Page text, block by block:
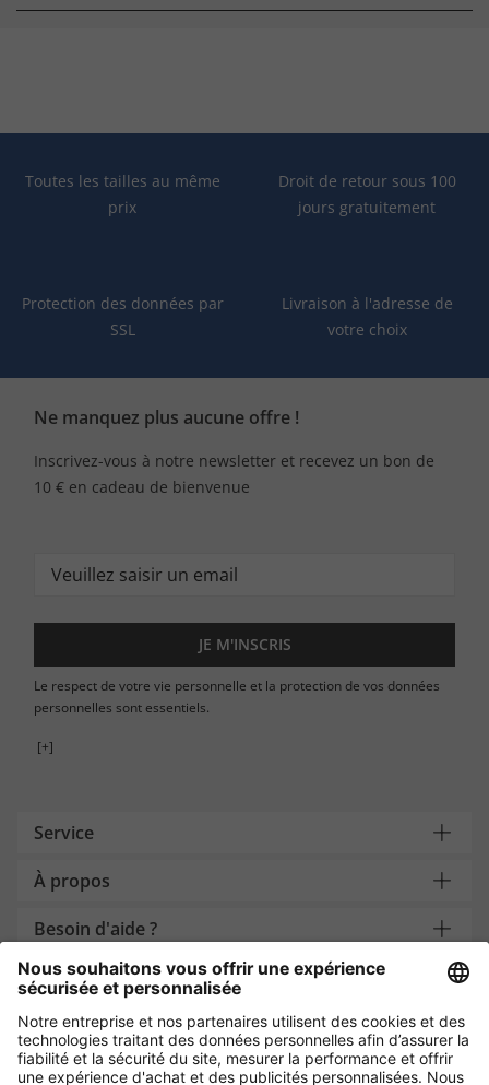
Toutes les tailles au même
prix
Droit de retour sous 100
jours gratuitement
Protection des données par
SSL
Livraison à l'adresse de
votre choix
Ne manquez plus aucune offre !
Inscrivez-vous à notre newsletter et recevez un bon de
10 € en cadeau de bienvenue
JE M'INSCRIS
Le respect de votre vie personnelle et la protection de vos données
personnelles sont essentiels.
[+]
Service
À propos
Besoin d'aide ?
Payment and Delivery
Protection des données par